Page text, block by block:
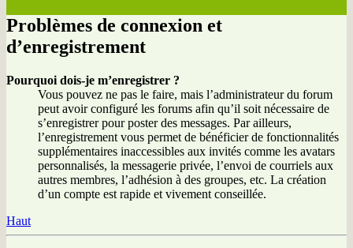
Problèmes de connexion et
d’enregistrement
Pourquoi dois-je m’enregistrer ?
Vous pouvez ne pas le faire, mais l’administrateur du forum
peut avoir configuré les forums afin qu’il soit nécessaire de
s’enregistrer pour poster des messages. Par ailleurs,
l’enregistrement vous permet de bénéficier de fonctionnalités
supplémentaires inaccessibles aux invités comme les avatars
personnalisés, la messagerie privée, l’envoi de courriels aux
autres membres, l’adhésion à des groupes, etc. La création
d’un compte est rapide et vivement conseillée.
Haut